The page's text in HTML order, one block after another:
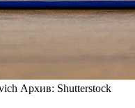
Архив: Shutterstock